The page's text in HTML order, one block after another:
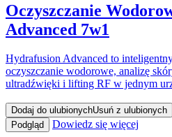
Oczyszczanie
Advanced 7w1
Hydrafusion Advanced to
oczyszczanie wodorowe, analizę
ultradźwięki i lifting RF w jednym
Dodaj do ulubionychUsuń z ulubionych
Podgląd
Dowiedz się więcej